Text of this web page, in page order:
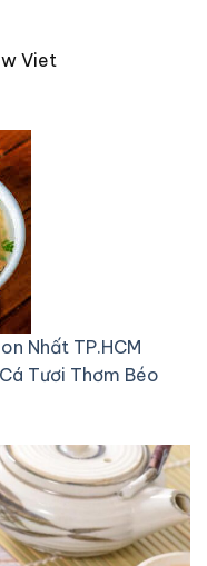
Viet
Nhất TP.HCM
Tươi Thơm Béo